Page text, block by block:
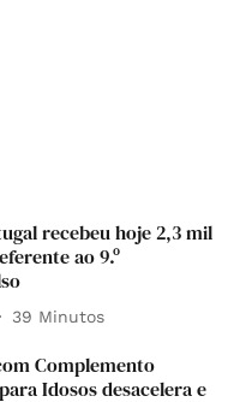
recebeu hoje 2,3 mil
ao 9.º
39 Minutos
Complemento
Idosos desacelera e